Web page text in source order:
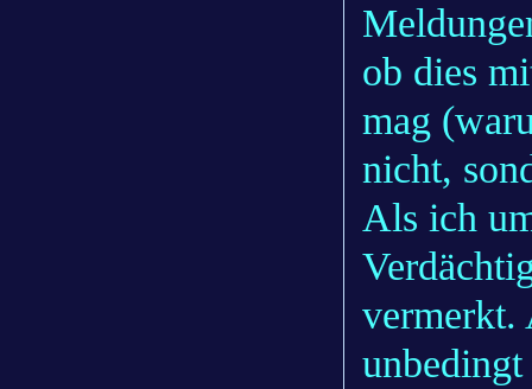
ob dies
mag
nicht,
Als ich
vermerkt.